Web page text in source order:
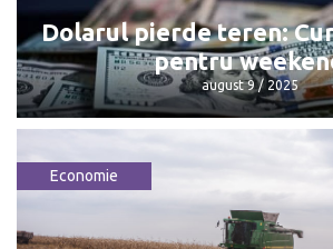
februarie 4 / 2026
Dolarul pierde teren:
pentru
august 9 / 2025
Dolarul pierde teren:
pentru weekend
Economie